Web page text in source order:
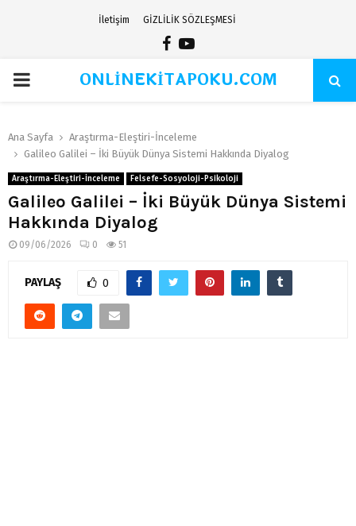
İletişim GİZLİLİK SÖZLEŞMESİ
Facebook
Youtube
PRIMARYONLİNEKİTAPOKU.COM
Ana Sayfa
Araştırma-Eleştiri-İnceleme
Galileo Galilei – İki Büyük Dünya Sistemi Hakkında Diyalog
Araştırma-Eleştiri-İnceleme Felsefe-Sosyoloji-Psikoloji
Galileo Galilei – İki Büyük Dünya Sistemi
Hakkında Diyalog
09/06/2026 0 51
PAYLAŞ 0